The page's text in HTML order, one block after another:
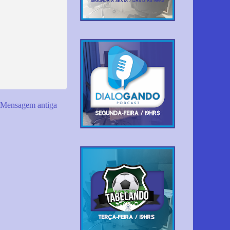
Mensagem antiga